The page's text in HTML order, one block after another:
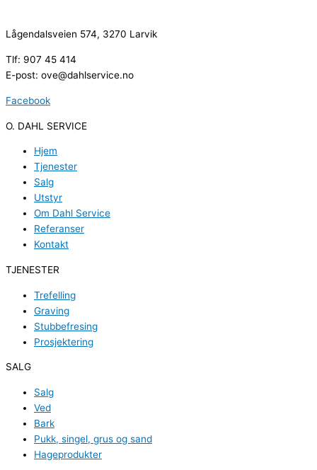
Lågendalsveien 574, 3270 Larvik
Tlf: 907 45 414
E-post: ove@dahlservice.no
Facebook
O. DAHL SERVICE
Hjem
Tjenester
Salg
Utstyr
Om Dahl Service
Referanser
Kontakt
TJENESTER
Trefelling
Graving
Stubbefresing
Prosjektering
SALG
Salg
Ved
Bark
Pukk, singel, grus og sand
Hageprodukter